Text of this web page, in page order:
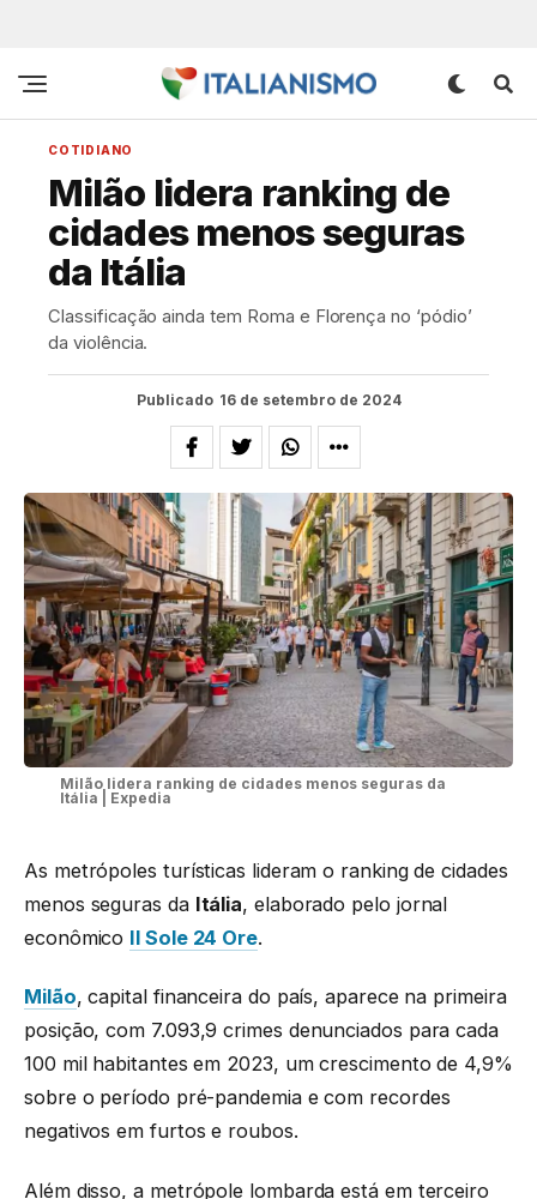
COTIDIANO
Milão lidera ranking de
cidades menos seguras
da Itália
Classificação ainda tem Roma e Florença no ‘pódio’
da violência.
Publicado 16 de setembro de 2024
Milão lidera ranking de cidades menos seguras da
Itália | Expedia
As metrópoles turísticas lideram o ranking de cidades
menos seguras da Itália, elaborado pelo jornal
econômico Il Sole 24 Ore.
Milão, capital financeira do país, aparece na primeira
posição, com 7.093,9 crimes denunciados para cada
100 mil habitantes em 2023, um crescimento de 4,9%
sobre o período pré-pandemia e com recordes
negativos em furtos e roubos.
Além disso, a metrópole lombarda está em terceiro